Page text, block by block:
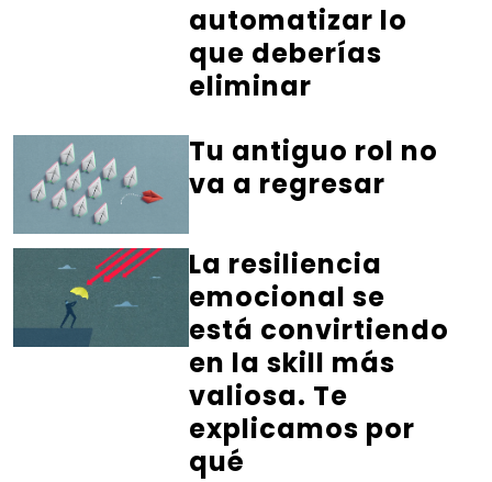
automatizar lo
que deberías
eliminar
Tu antiguo rol no
va a regresar
La resiliencia
emocional se
está convirtiendo
en la skill más
valiosa. Te
explicamos por
qué